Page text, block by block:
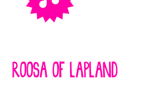
ROOSA OF LAPLAND